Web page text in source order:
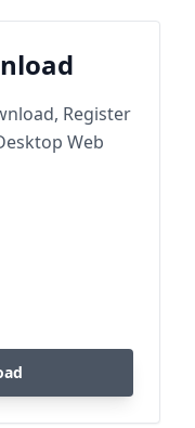
Register
Web